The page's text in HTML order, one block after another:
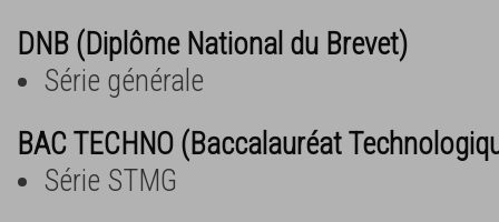
DNB (Diplôme National du Brevet)
Série générale
BAC TECHNO (Baccalauréat
Série STMG